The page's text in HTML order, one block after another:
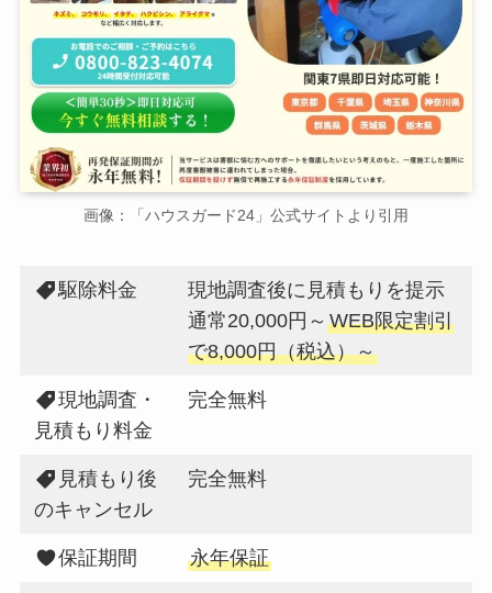
画像：「ハウスガード24」公式サイトより引用
駆除料金
現地調査後に見積もりを提示
通常20,000円～WEB限定割引
で8,000円（税込）～
現地調査・
見積もり料金
完全無料
見積もり後
のキャンセル
完全無料
保証期間 永年保証